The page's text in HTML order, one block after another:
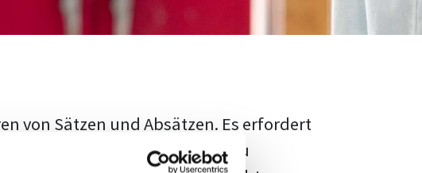
von Sätzen und Absätzen. Es erfordert
Forschungsstand adäquat zu